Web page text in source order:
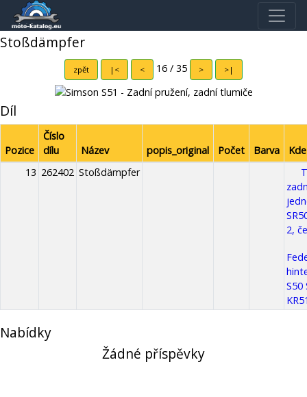
Stoßdämpfer
zpět |< < 16 / 35 > >|
Díl
Pozice
Číslo
dílu
Název popis_original Počet Barva
13 262402 Stoßdämpfer
2,
S50
Nabídky
Žádné příspěvky